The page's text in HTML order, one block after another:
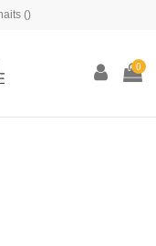
()
0